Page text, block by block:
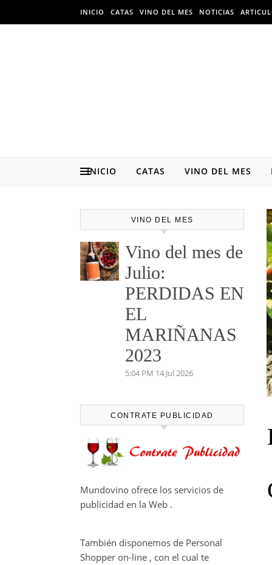
INICIO CATAS VINO DEL MES NOTICIAS
INICIO CATAS VINO DEL MES
VINO DEL MES
Vino del mes de
Julio:
PERDIDAS EN
EL
MARIÑANAS
2023
5:04 PM 14 Jul 2026
CONTRATE PUBLICIDAD
Mundovino ofrece los servicios de
publicidad en la Web .
También disponemos de Personal
Shopper on-line , con el cual te